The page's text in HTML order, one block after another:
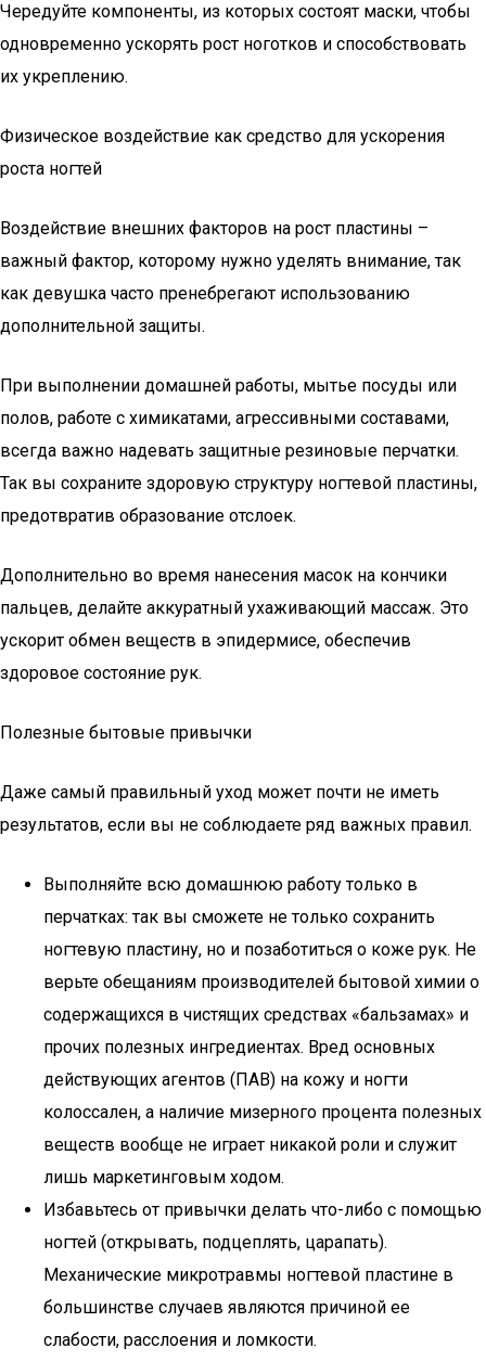
Чередуйте компоненты, из которых состоят маски, чтобы
одновременно ускорять рост ноготков и способствовать
их укреплению.
Физическое воздействие как средство для ускорения
роста ногтей
Воздействие внешних факторов на рост пластины –
важный фактор, которому нужно уделять внимание, так
как девушка часто пренебрегают использованию
дополнительной защиты.
При выполнении домашней работы, мытье посуды или
полов, работе с химикатами, агрессивными составами,
всегда важно надевать защитные резиновые перчатки.
Так вы сохраните здоровую структуру ногтевой пластины,
предотвратив образование отслоек.
Дополнительно во время нанесения масок на кончики
пальцев, делайте аккуратный ухаживающий массаж. Это
ускорит обмен веществ в эпидермисе, обеспечив
здоровое состояние рук.
Полезные бытовые привычки
Даже самый правильный уход может почти не иметь
результатов, если вы не соблюдаете ряд важных правил.
Выполняйте всю домашнюю работу только в
перчатках: так вы сможете не только сохранить
ногтевую пластину, но и позаботиться о коже рук. Не
верьте обещаниям производителей бытовой химии о
содержащихся в чистящих средствах «бальзамах» и
прочих полезных ингредиентах. Вред основных
действующих агентов (ПАВ) на кожу и ногти
колоссален, а наличие мизерного процента полезных
веществ вообще не играет никакой роли и служит
лишь маркетинговым ходом.
Избавьтесь от привычки делать что-либо с помощью
ногтей (открывать, подцеплять, царапать).
Механические микротравмы ногтевой пластине в
большинстве случаев являются причиной ее
слабости, расслоения и ломкости.